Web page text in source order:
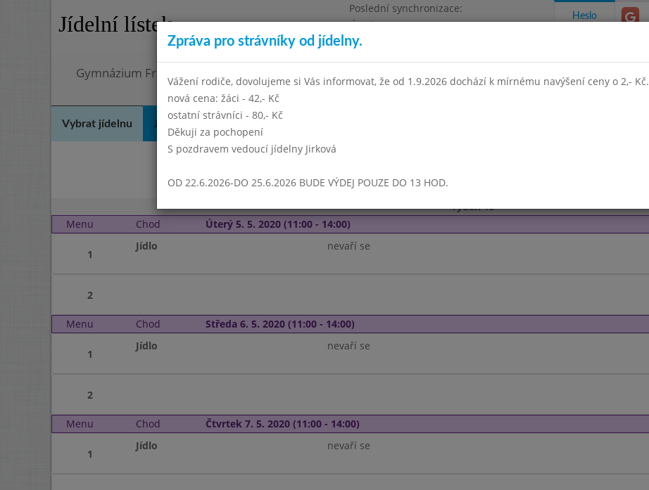
Jídelní lístek
Poslední synchronizace:
Úterý 21.7.2026 8:55
Omezení objednávek
Gymnázium Františka Palackého, Neratovice, Masarykova 450
Heslo
Vybrat jídelnu Jídelní lístek
Týden 19
Menu
Chod Úterý 5. 5. 2020 (11:00 - 14:00)
1
Jídlo nevaří se
2
Menu Chod Středa 6. 5. 2020 (11:00 - 14:00)
1
Jídlo nevaří se
2
Menu Chod Čtvrtek 7. 5. 2020 (11:00 - 14:00)
1
Jídlo nevaří se
Zpráva pro strávníky od jídelny.
Vážení rodiče, dovolujeme si Vás informovat, že od 1.9.2026 dochází k mírnému navýšení ceny o 2,- Kč.
nová cena: žáci - 42,- Kč
ostatní strávníci - 80,- Kč
Děkuji za pochopení
S pozdravem vedoucí jídelny Jirková
OD 22.6.2026-DO 25.6.2026 BUDE VÝDEJ POUZE DO 13 HOD.